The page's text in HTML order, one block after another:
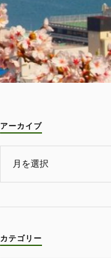
アーカイブ
カテゴリー